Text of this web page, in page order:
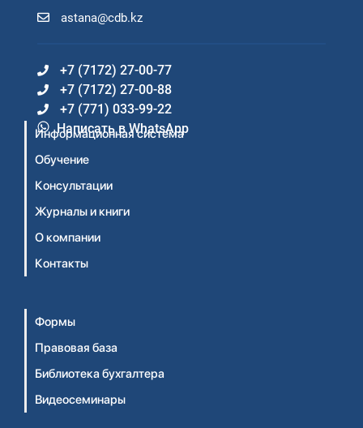
astana@cdb.kz
+7 (7172) 27-00-77
+7 (7172) 27-00-88
+7 (771) 033-99-22
Написать в WhatsApp
Информационная система
Обучение
Консультации
Журналы и книги
О компании
Контакты
Формы
Правовая база
Библиотека бухгалтера
Видеосеминары